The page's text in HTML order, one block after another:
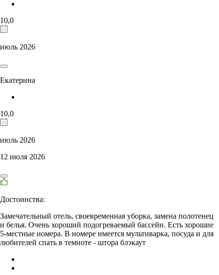
10,0
июль 2026
Екатерина
10,0
июль 2026
12 июля 2026
Достоинства:
Замечательный отель, своевременная уборка, замена полотенец
и белья. Очень хороший подогреваемый бассейн. Есть хорошие
5-местные номера. В номере имеется мультиварка, посуда и для
любителей спать в темноте - штора блэкаут